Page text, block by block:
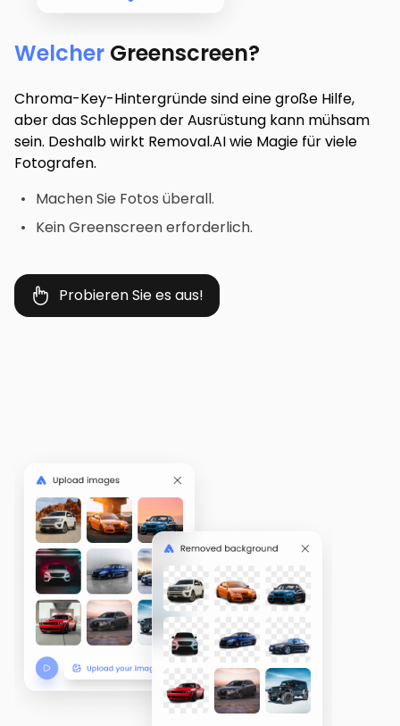
Welcher Greenscreen?
Chroma-Key-Hintergründe sind eine große Hilfe,
aber das Schleppen der Ausrüstung kann mühsam
sein. Deshalb wirkt Removal.AI wie Magie für viele
Fotografen.
Machen Sie Fotos überall.
Kein Greenscreen erforderlich.
Probieren Sie es aus!